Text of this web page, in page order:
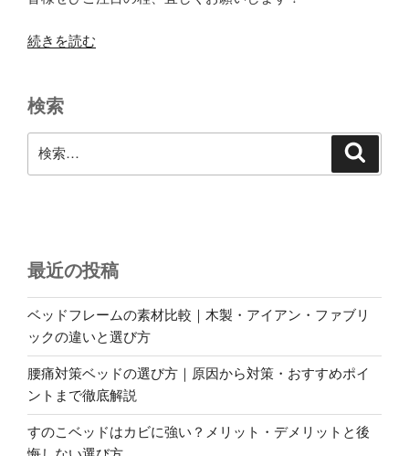
“FREEDOM
の
ロ
グ
ー
ト
し
し
た！”
の
続きを読む
検索
索:
最近の投稿
ベッドフレームの素材比較｜木製・アイアン・ファブリ
ックの違いと選び方
腰痛対策ベッドの選び方｜原因から対策・おすすめポイ
ントまで徹底解説
すのこベッドはカビに強い？メリット・デメリットと後